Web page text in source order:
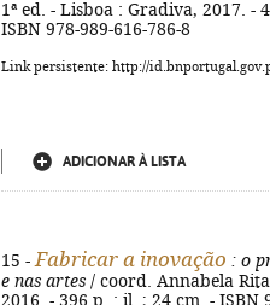
1ª ed. - Lisboa : Gradiva, 2017. -
ISBN 978-989-616-786-8
Link persistente: http://
ADICIONAR À LISTA
15 - Fabricar a inovação : o
e nas artes / coord. Annabela
2016. - 396 p. : il. ; 24 cm. - ISBN